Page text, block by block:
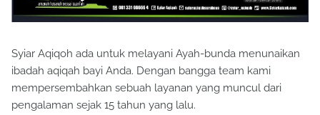
Syiar Aqiqoh ada untuk melayani Ayah-bunda menunaikan
ibadah aqiqah bayi Anda. Dengan bangga team kami
mempersembahkan sebuah layanan yang muncul dari
pengalaman sejak 15 tahun yang lalu.